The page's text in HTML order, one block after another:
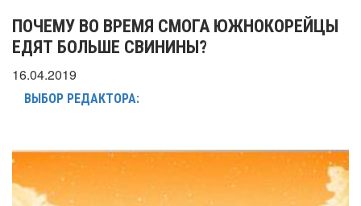
ПОЧЕМУ ВО ВРЕМЯ СМОГА ЮЖНОКОРЕЙЦЫ
ЕДЯТ БОЛЬШЕ СВИНИНЫ?
16.04.2019
ВЫБОР РЕДАКТОРА: